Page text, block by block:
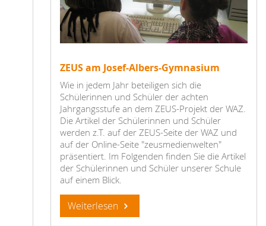
ZEUS am Josef-Albers-Gymnasium
Wie in jedem Jahr beteiligen sich die
Schülerinnen und Schüler der achten
Jahrgangsstufe an dem ZEUS-Projekt der WAZ.
Die Artikel der Schülerinnen und Schüler
werden z.T. auf der ZEUS-Seite der WAZ und
auf der Online-Seite "zeusmedienwelten"
präsentiert. Im Folgenden finden Sie die Artikel
der Schülerinnen und Schüler unserer Schule
auf einem Blick.
Weiterlesen